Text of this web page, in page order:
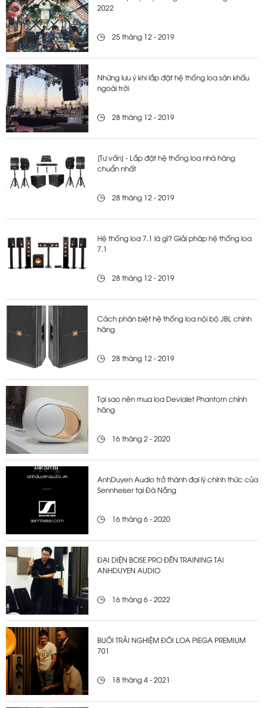
2022
25 tháng 12 - 2019
Những lưu ý khi lắp đặt hệ thống loa sân khấu
ngoài trời
28 tháng 12 - 2019
[Tư vấn] - Lắp đặt hệ thống loa nhà hàng
chuẩn nhất
28 tháng 12 - 2019
Hệ thống loa 7.1 là gì? Giải pháp hệ thống loa
7.1
28 tháng 12 - 2019
Cách phân biệt hệ thống loa nội bộ JBL chính
hãng
28 tháng 12 - 2019
Tại sao nên mua loa Devialet Phantom chính
hãng
16 tháng 2 - 2020
AnhDuyen Audio trở thành đại lý chính thức của
Sennheiser tại Đà Nẵng
16 tháng 6 - 2020
ĐẠI DIỆN BOSE PRO ĐẾN TRAINING TẠI
ANHDUYEN AUDIO
16 tháng 6 - 2022
BUỔI TRẢI NGHIỆM ĐÔI LOA PIEGA PREMIUM
701
18 tháng 4 - 2021